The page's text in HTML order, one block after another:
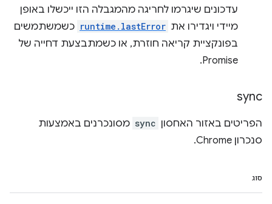
עדכונים שיגרמו לחריגה מהמגבלה הזו ייכשלו באופן
מיידי ויגדירו את runtime.lastError כשמשתמשים
בפונקציית קריאה חוזרת, או כשמתבצעת דחייה של
Promise.
sync
הפריטים באזור האחסון sync מסונכרנים באמצעות
סנכרון Chrome.
סוג